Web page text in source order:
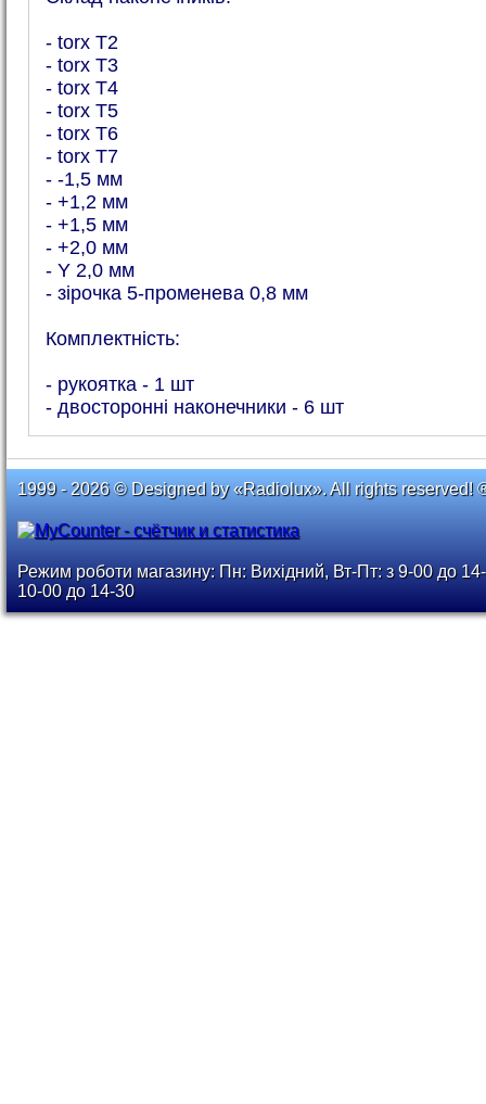
- torx T2
- torx T3
- torx T4
- torx T5
- torx T6
- torx T7
- -1,5 мм
- +1,2 мм
- +1,5 мм
- +2,0 мм
- Y 2,0 мм
- зірочка 5-променева 0,8 мм
Комплектність:
- рукоятка - 1 шт
- двосторонні наконечники - 6 шт
1999 - 2026 © Designed by «Radiolux». All rights reserved!
Режим роботи магазину: Пн: Вихідний, Вт-Пт: з 9-00 до
10-00 до 14-30